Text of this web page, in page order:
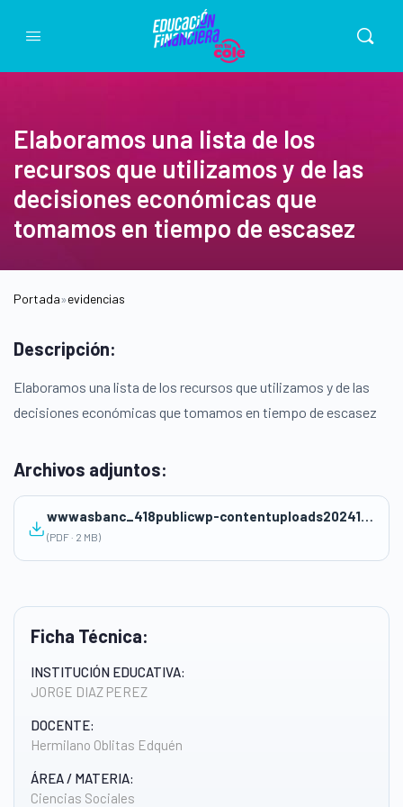
Elaboramos una lista de los
recursos que utilizamos y de las
decisiones económicas que
tomamos en tiempo de escasez
Portada»evidencias
Ficha Técnica:
INSTITUCIÓN EDUCATIVA:
JORGE DIAZ PEREZ
DOCENTE:
Hermilano Oblitas Edquén
ÁREA / MATERIA:
Ciencias Sociales
Descripción:
Elaboramos una lista de los recursos que utilizamos y de las
decisiones económicas que tomamos en tiempo de escasez
Archivos adjuntos:
wwwasbanc_418publicwp-contentuploads20241221_41005217.pdf
(PDF · 2 MB)